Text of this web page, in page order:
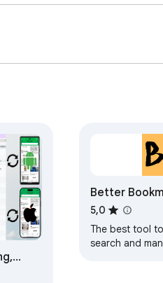
|
Better
5,0
The best tool
search and